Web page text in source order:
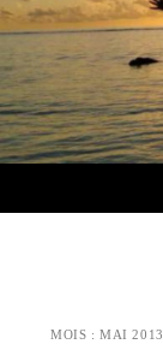
MOIS :MAI 2013